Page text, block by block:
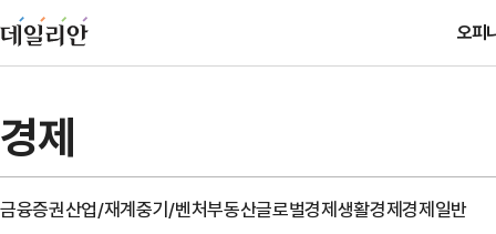
오피
경제
금융증권산업/재계중기/벤처부동산글로벌경제생활경제경제일반